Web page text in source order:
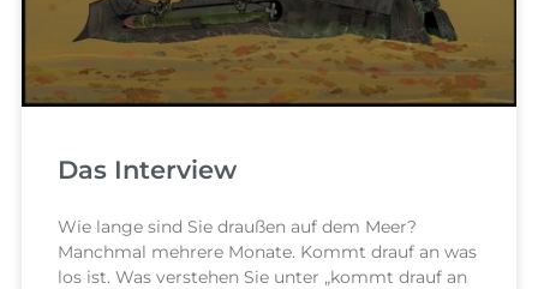
Das Interview
Wie lange sind Sie draußen auf dem Meer?
Manchmal mehrere Monate. Kommt drauf an was
los ist. Was verstehen Sie unter „kommt drauf an